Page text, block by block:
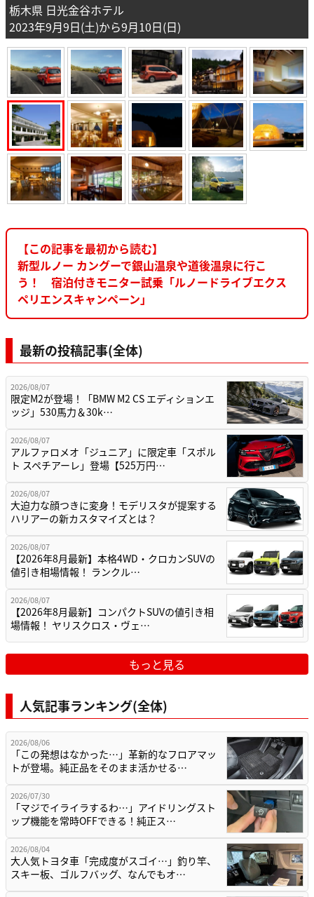
栃木県 日光金谷ホテル
2023年9月9日(土)から9月10日(日)
【この記事を最初から読む】
新型ルノー カングーで銀山温泉や道後温泉に行こ
う！ 宿泊付きモニター試乗「ルノードライブエクス
ペリエンスキャンペーン」
最新の投稿記事(全体)
2026/08/07
限定M2が登場！「BMW M2 CS エディションエ
ッジ」530馬力＆30k…
2026/08/07
アルファロメオ「ジュニア」に限定車「スポル
ト スペチアーレ」登場【525万円…
2026/08/07
大迫力な顔つきに変身！モデリスタが提案する
ハリアーの新カスタマイズとは？
2026/08/07
【2026年8月最新】本格4WD・クロカンSUVの
値引き相場情報！ ランクル…
2026/08/07
【2026年8月最新】コンパクトSUVの値引き相
場情報！ ヤリスクロス・ヴェ…
もっと見る
人気記事ランキング(全体)
2026/08/06
「この発想はなかった…」革新的なフロアマッ
トが登場。純正品をそのまま活かせる…
2026/07/30
「マジでイライラするわ…」アイドリングスト
ップ機能を常時OFFできる！純正ス…
2026/08/04
大人気トヨタ車「完成度がスゴイ…」釣り竿、
スキー板、ゴルフバッグ、なんでもオ…